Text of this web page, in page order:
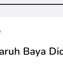
Baya